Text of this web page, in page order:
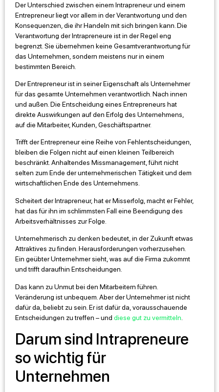
Der Unterschied zwischen einem Intrapreneur und einem
Entrepreneur liegt vor allem in der Verantwortung und den
Konsequenzen, die ihr Handeln mit sich bringen kann. Die
Verantwortung der Intrapreneure ist in der Regel eng
begrenzt. Sie übernehmen keine Gesamtverantwortung für
das Unternehmen, sondern meistens nur in einem
bestimmten Bereich.
Der Entrepreneur ist in seiner Eigenschaft als Unternehmer
für das gesamte Unternehmen verantwortlich. Nach innen
und außen. Die Entscheidung eines Entrepreneurs hat
direkte Auswirkungen auf den Erfolg des Unternehmens,
auf die Mitarbeiter, Kunden, Geschäftspartner.
Trifft der Entrepreneur eine Reihe von Fehlentscheidungen,
bleiben die Folgen nicht auf einen kleinen Teilbereich
beschränkt. Anhaltendes Missmanagement, führt nicht
selten zum Ende der unternehmerischen Tätigkeit und dem
wirtschaftlichen Ende des Unternehmens.
Scheitert der Intrapreneur, hat er Misserfolg, macht er Fehler,
hat das für ihn im schlimmsten Fall eine Beendigung des
Arbeitsverhältnisses zur Folge.
Unternehmerisch zu denken bedeutet, in der Zukunft etwas
Attraktives zu finden. Herausforderungen vorherzusehen.
Ein geübter Unternehmer sieht, was auf die Firma zukommt
und trifft daraufhin Entscheidungen.
Das kann zu Unmut bei den Mitarbeitern führen.
Veränderung ist unbequem. Aber der Unternehmer ist nicht
dafür da, beliebt zu sein. Er ist dafür da, vorausschauende
Entscheidungen zu treffen – und diese gut zu vermitteln
Darum sind Intrapreneure
so wichtig für
Unternehmen